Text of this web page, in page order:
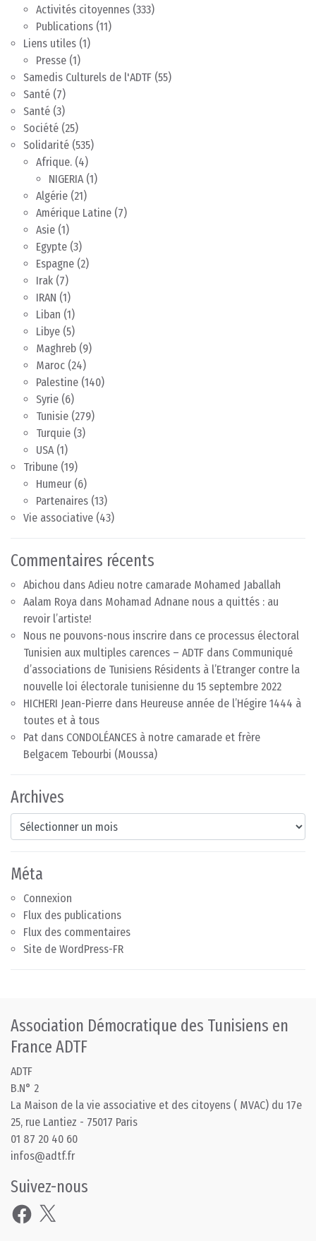
Activités citoyennes (333)
Publications (11)
Liens utiles (1)
Presse (1)
Samedis Culturels de l'ADTF (55)
Santé (7)
Santé (3)
Société (25)
Solidarité (535)
Afrique. (4)
NIGERIA(1)
Algérie (21)
Amérique Latine (7)
Asie (1)
Egypte (3)
Espagne (2)
Irak (7)
IRAN (1)
Liban (1)
Libye (5)
Maghreb (9)
Maroc (24)
Palestine (140)
Syrie (6)
Tunisie (279)
Turquie (3)
USA(1)
Tribune (19)
Humeur (6)
Partenaires (13)
Vie associative (43)
Commentaires récents
Abichou dans Adieu notre camarade Mohamed Jaballah
Aalam Roya dans Mohamad Adnane nous a quittés : au
revoir l’artiste!
Nous ne pouvons-nous inscrire dans ce processus électoral
Tunisien aux multiples carences – ADTF dans Communiqué
d’associations de Tunisiens Résidents à l’Etranger contre la
nouvelle loi électorale tunisienne du 15 septembre 2022
HICHERI Jean-Pierre dans Heureuse année de l’Hégire 1444 à
toutes et à tous
Pat dans CONDOLÉANCES à notre camarade et frère
Belgacem Tebourbi (Moussa)
Archives
Archives
Méta
Connexion
Flux des publications
Flux des commentaires
Site de WordPress-FR
Association Démocratique des Tunisiens en
France ADTF
ADTF
B.N° 2
La Maison de la vie associative et des citoyens ( MVAC) du 17e
25, rue Lantiez - 75017 Paris
01 87 20 40 60
infos@adtf.fr
Suivez-nous
Facebook
X